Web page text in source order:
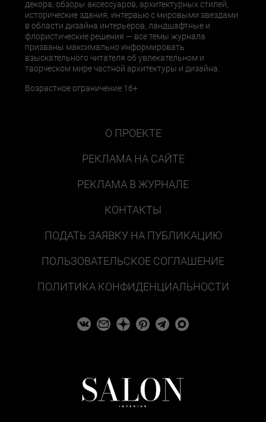
декора, обзоры аксессуаров, архитектурных стилей,
исторические здания, интервью с мировыми звездами
в области дизайна интерьеров, ландшафтные и
флористические решения — все темы журнала
призваны максимально информировать
взыскательного читателя об увлекательном и
творческом мире частной архитектуры и дизайна.
Возрастное ограничение 16+
О ПРОЕКТЕ
РЕКЛАМА НА САЙТЕ
РЕКЛАМА В ЖУРНАЛЕ
КОНТАКТЫ
ПОДАТЬ ЗАЯВКУ НА ПУБЛИКАЦИЮ
ПОЛЬЗОВАТЕЛЬСКОЕ СОГЛАШЕНИЕ
ПОЛИТИКА КОНФИДЕНЦИАЛЬНОСТИ